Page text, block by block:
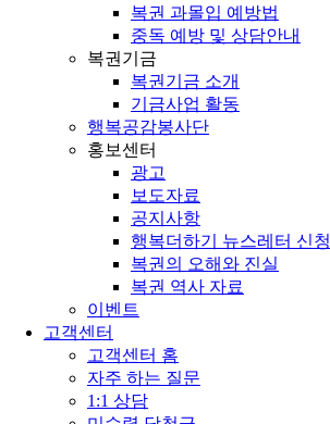
복권 과몰입 예방법
중독 예방 및 상담안내
복권기금
복권기금 소개
기금사업 활동
행복공감봉사단
홍보센터
광고
보도자료
공지사항
행복더하기 뉴스레터 신청
복권의 오해와 진실
복권 역사 자료
이벤트
고객센터
고객센터 홈
자주 하는 질문
1:1 상담